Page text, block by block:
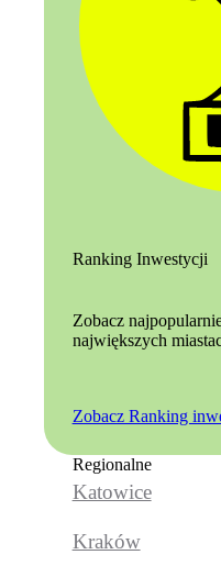
Ranking Inwestycji
Zobacz
największych
Zobacz Ranking
Regionalne
Katowice
Kraków